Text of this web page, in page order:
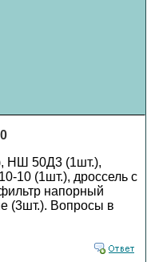
НШ 50Д3 (1шт.),
10 (1шт.), дроссель с
напорный
(3шт.). Вопросы в